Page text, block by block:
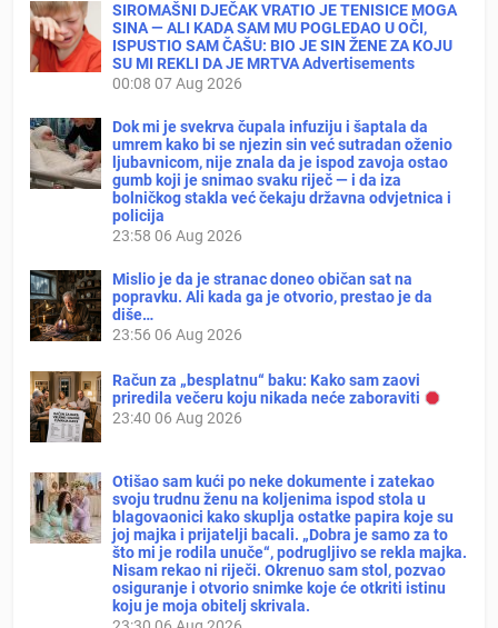
SIROMAŠNI DJEČAK VRATIO JE TENISICE MOGA
SINA — ALI KADA SAM MU POGLEDAO U OČI,
ISPUSTIO SAM ČAŠU: BIO JE SIN ŽENE ZA KOJU
SU MI REKLI DA JE MRTVA Advertisements
00:08 07 Aug 2026
Dok mi je svekrva čupala infuziju i šaptala da
umrem kako bi se njezin sin već sutradan oženio
ljubavnicom, nije znala da je ispod zavoja ostao
gumb koji je snimao svaku riječ — i da iza
bolničkog stakla već čekaju državna odvjetnica i
policija
23:58 06 Aug 2026
Mislio je da je stranac doneo običan sat na
popravku. Ali kada ga je otvorio, prestao je da
diše…
23:56 06 Aug 2026
Račun za „besplatnu“ baku: Kako sam zaovi
priredila večeru koju nikada neće zaboraviti
23:40 06 Aug 2026
Otišao sam kući po neke dokumente i zatekao
svoju trudnu ženu na koljenima ispod stola u
blagovaonici kako skuplja ostatke papira koje su
joj majka i prijatelji bacali. „Dobra je samo za to
što mi je rodila unuče“, podrugljivo se rekla majka.
Nisam rekao ni riječi. Okrenuo sam stol, pozvao
osiguranje i otvorio snimke koje će otkriti istinu
koju je moja obitelj skrivala.